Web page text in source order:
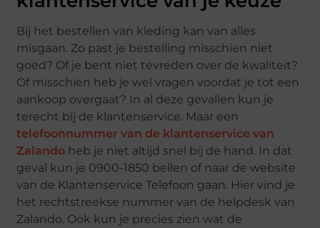
Bij het bestellen van kleding kan van alles
misgaan. Zo past je bestelling misschien niet
goed? Of je bent niet tevreden over de kwaliteit?
Of misschien heb je wel vragen voordat je tot een
aankoop overgaat? In al deze gevallen kun je
terecht bij de klantenservice. Maar een
telefoonnummer van de klantenservice van
Zalando heb je niet altijd snel bij de hand. In dat
geval kun je 0900-1850 bellen of naar de website
van de Klantenservice Telefoon gaan. Hier vind je
het rechtstreekse nummer van de helpdesk van
Zalando. Ook kun je precies zien wat de